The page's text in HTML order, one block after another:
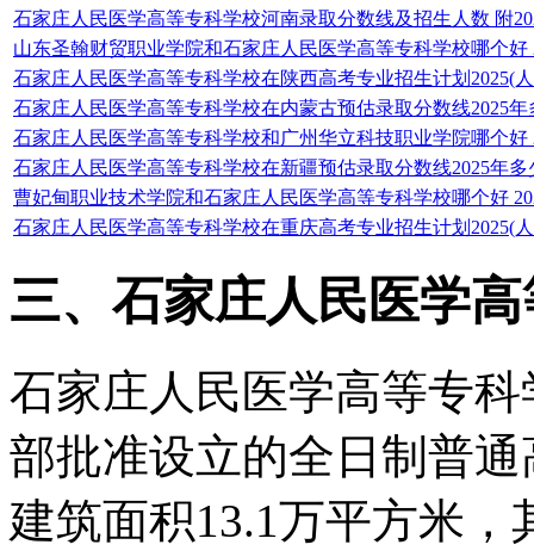
石家庄人民医学高等专科学校河南录取分数线及招生人数 附
山东圣翰财贸职业学院和石家庄人民医学高等专科学校哪个好
石家庄人民医学高等专科学校在陕西高考专业招生计划2025(
石家庄人民医学高等专科学校在内蒙古预估录取分数线2025年
石家庄人民医学高等专科学校和广州华立科技职业学院哪个好
石家庄人民医学高等专科学校在新疆预估录取分数线2025年多
曹妃甸职业技术学院和石家庄人民医学高等专科学校哪个好
石家庄人民医学高等专科学校在重庆高考专业招生计划2025(
三、石家庄人民医学
石家庄人民医学高等专
部批准设立的全日制普
建筑面积13.1万平方米